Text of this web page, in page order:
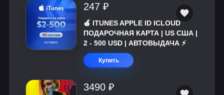
247 ₽
🍎 ITUNES APPLE ID ICLOUD
ПОДАРОЧНАЯ КАРТА | US США |
2 - 500 USD | АВТОВЫДАЧА ⚡️
Купить
3490 ₽